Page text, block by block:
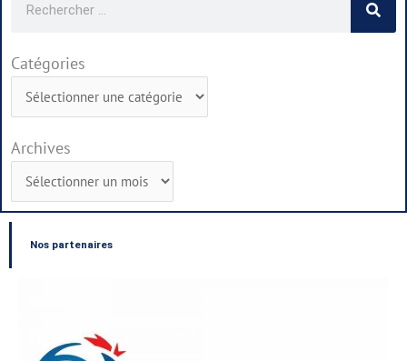
Catégories
Catégories
Archives
Archives
Nos partenaires